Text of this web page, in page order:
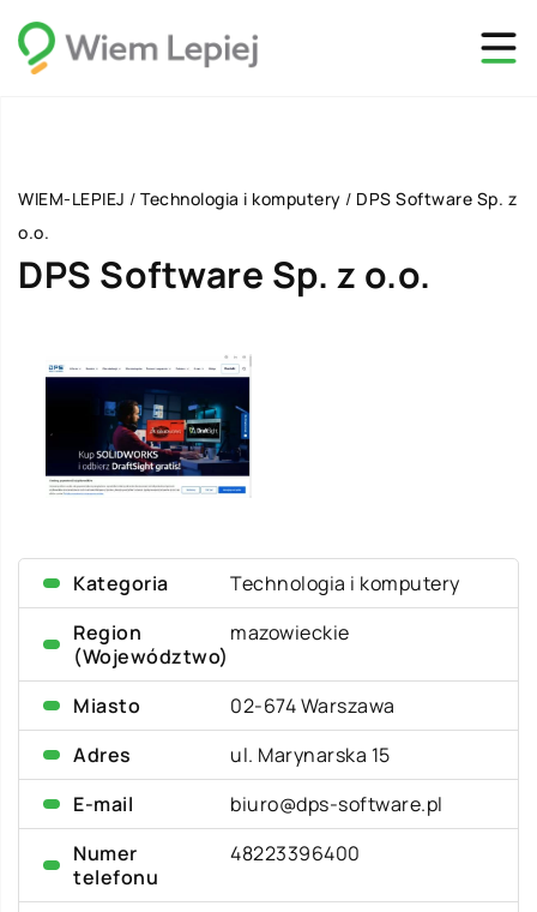
WIEM-LEPIEJ / Technologia i komputery / DPS Software Sp. z
o.o.
DPS Software Sp. z o.o.
Kategoria
Technologia i komputery
Region
(Województwo)
mazowieckie
Miasto
02-674 Warszawa
Adres
ul. Marynarska 15
E-mail
biuro@dps-software.pl
Numer
telefonu
48223396400